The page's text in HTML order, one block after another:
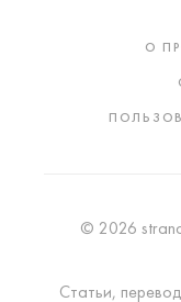
О
© 2026
Статьи,